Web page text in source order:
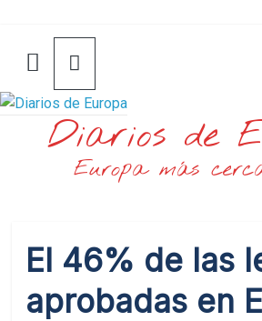
contenido
Diarios de
Europa más
El 46% de las
aprobadas en